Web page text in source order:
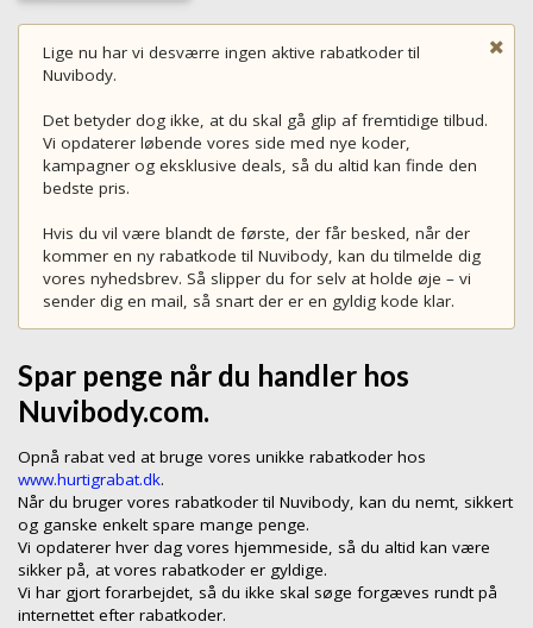
Lige nu har vi desværre ingen aktive rabatkoder til
Nuvibody.
Det betyder dog ikke, at du skal gå glip af fremtidige tilbud.
Vi opdaterer løbende vores side med nye koder,
kampagner og eksklusive deals, så du altid kan finde den
bedste pris.
Hvis du vil være blandt de første, der får besked, når der
kommer en ny rabatkode til Nuvibody, kan du tilmelde dig
vores nyhedsbrev. Så slipper du for selv at holde øje – vi
sender dig en mail, så snart der er en gyldig kode klar.
Spar penge når du handler hos
Nuvibody.com.
Opnå rabat ved at bruge vores unikke rabatkoder hos
www.hurtigrabat.dk.
Når du bruger vores rabatkoder til Nuvibody, kan du nemt, sikkert
og ganske enkelt spare mange penge.
Vi opdaterer hver dag vores hjemmeside, så du altid kan være
sikker på, at vores rabatkoder er gyldige.
Vi har gjort forarbejdet, så du ikke skal søge forgæves rundt på
internettet efter rabatkoder.